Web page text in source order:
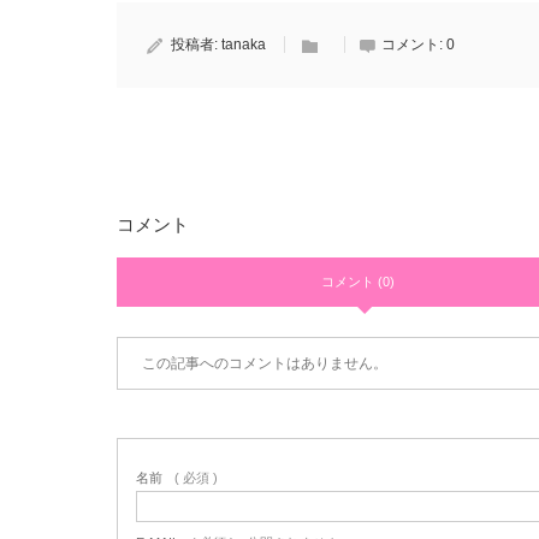
投稿者: tanaka コメント: 0
コメント
コメント (0)
この記事へのコメントはありません。
名前 ( 必須 )